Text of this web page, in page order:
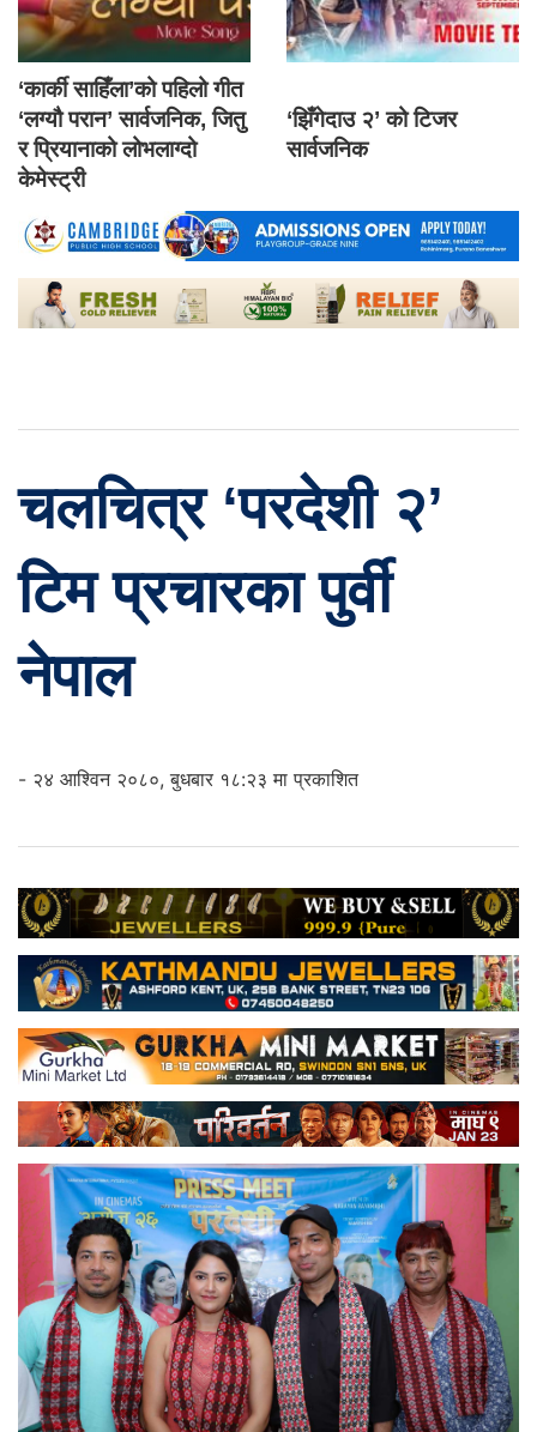
‘कार्की साहिँला’को पहिलो गीत
‘लग्यौ परान’ सार्वजनिक, जितु
र प्रियानाको लोभलाग्दो
केमेस्ट्री
‘झिँगेदाउ २’ को टिजर
सार्वजनिक
चलचित्र ‘परदेशी २’
टिम प्रचारका पुर्वी
नेपाल
- २४ आश्विन २०८०, बुधबार १८:२३ मा प्रकाशित